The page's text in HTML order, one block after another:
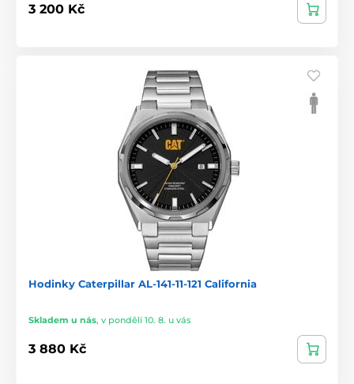
3 200 Kč
Hodinky Caterpillar AL-141-11-121 California
Skladem u nás, v pondělí 10. 8. u vás
3 880 Kč